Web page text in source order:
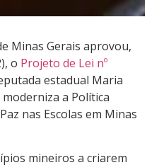
Minas Gerais aprovou,
o Projeto de Lei nº
estadual Maria
a Política
nas Escolas em Minas
mineiros a criarem